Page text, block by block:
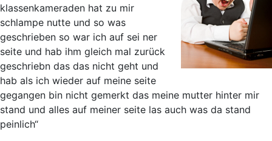
klassenkameraden hat zu mir
schlampe nutte und so was
geschrieben so war ich auf sei ner
seite und hab ihm gleich mal zurück
geschriebn das das nicht geht und
hab als ich wieder auf meine seite
gegangen bin nicht gemerkt das meine mutter hinter mir
stand und alles auf meiner seite las auch was da stand
peinlich“